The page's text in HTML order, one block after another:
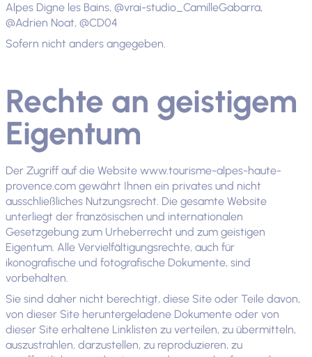
Alpes Digne les Bains, @vrai-studio_CamilleGabarra,
@Adrien Noat, @CD04
Sofern nicht anders angegeben.
Rechte an geistigem
Eigentum
Der Zugriff auf die Website www.tourisme-alpes-haute-
provence.com gewährt Ihnen ein privates und nicht
ausschließliches Nutzungsrecht. Die gesamte Website
unterliegt der französischen und internationalen
Gesetzgebung zum Urheberrecht und zum geistigen
Eigentum. Alle Vervielfältigungsrechte, auch für
ikonografische und fotografische Dokumente, sind
vorbehalten.
Sie sind daher nicht berechtigt, diese Site oder Teile davon,
von dieser Site heruntergeladene Dokumente oder von
dieser Site erhaltene Linklisten zu verteilen, zu übermitteln,
auszustrahlen, darzustellen, zu reproduzieren, zu